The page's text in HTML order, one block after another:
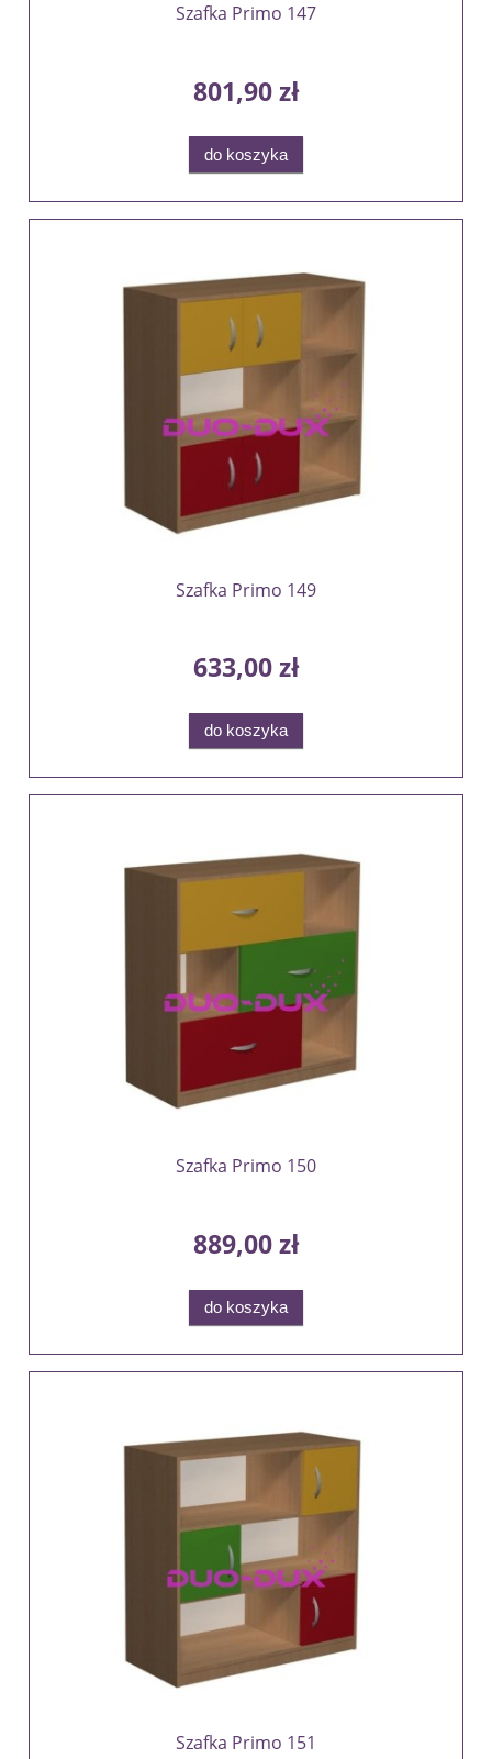
Szafka Primo 147
801,90 zł
do koszyka
Szafka Primo 149
633,00 zł
do koszyka
Szafka Primo 150
889,00 zł
do koszyka
Szafka Primo 151